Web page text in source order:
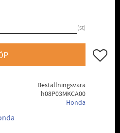
st
Lägg
Beställningsvara
h08P03MKCA00
Honda